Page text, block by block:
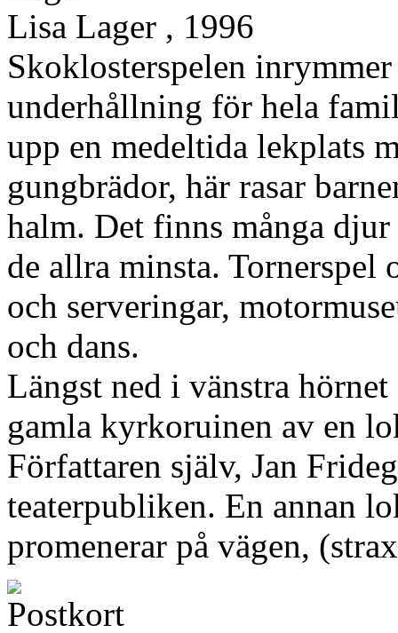
Lisa Lager , 1996
Skoklosterspelen
underhållning för hela
upp en medeltida lekplats
gungbrädor, här rasar
halm. Det finns många
de allra minsta. Tornerspel
och serveringar,
och dans.
Längst ned i vänstra
gamla kyrkoruinen av en
Författaren själv, Jan
teaterpubliken. En annan
promenerar på vägen,